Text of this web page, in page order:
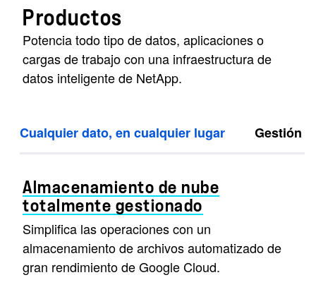
Productos
Potencia todo tipo de datos, aplicaciones o
cargas de trabajo con una infraestructura de
datos inteligente de NetApp.
Cualquier dato, en cualquier lugar Gestión
Almacenamiento de nube
totalmente gestionado
Simplifica las operaciones con un
almacenamiento de archivos automatizado de
gran rendimiento de Google Cloud.